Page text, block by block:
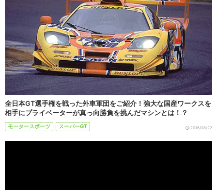
全日本GT選手権を戦った外車軍団をご紹介！強大な国産ワークスを
相手にプライベーターが真っ向勝負を挑んだマシンとは！？
モータースポーツ スーパーGT 2016/08/22